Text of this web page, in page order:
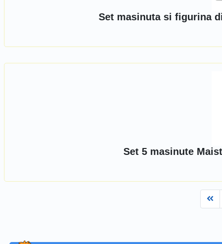
Set masinuta si figurina
Set 5 masinute